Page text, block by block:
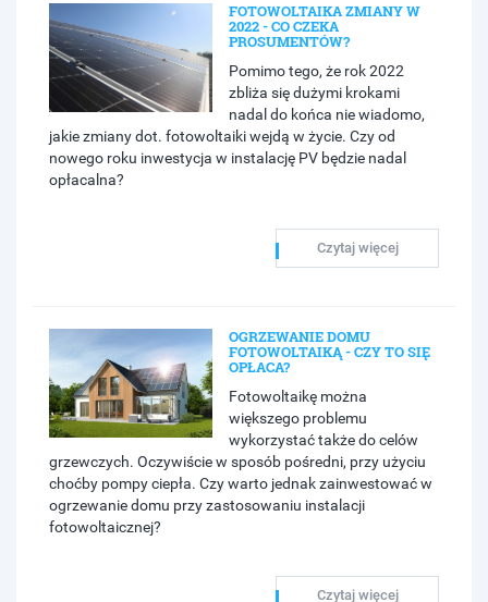
FOTOWOLTAIKA ZMIANY W
2022 - CO CZEKA
PROSUMENTÓW?
Pomimo tego, że rok 2022
zbliża się dużymi krokami
nadal do końca nie wiadomo,
jakie zmiany dot. fotowoltaiki wejdą w życie. Czy od
nowego roku inwestycja w instalację PV będzie nadal
opłacalna?
Czytaj więcej
OGRZEWANIE DOMU
FOTOWOLTAIKĄ - CZY TO SIĘ
OPŁACA?
Fotowoltaikę można
większego problemu
wykorzystać także do celów
grzewczych. Oczywiście w sposób pośredni, przy użyciu
choćby pompy ciepła. Czy warto jednak zainwestować w
ogrzewanie domu przy zastosowaniu instalacji
fotowoltaicznej?
Czytaj więcej